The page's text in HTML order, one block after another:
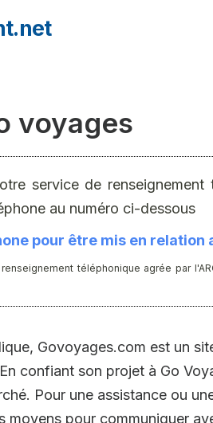
voyages
service de
au numéro ci-dessous
pour être mis en relation
téléphonique agrée par
Govoyages.com est un
confiant son projet à Go
Pour une assistance ou
moyens pour communiquer